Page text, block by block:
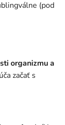
(pod
organizmu a
začať s